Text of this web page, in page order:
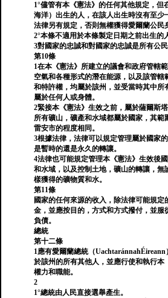
1°儘管有本《憲法》的任何其他規定，但
海洋）出生的人，在該人出生時沒有至少
法律另有規定，否則無權獲得愛爾蘭公民
2°本條不適用於本條製定日期之前出生的
3對國家的忠誠和對國家的忠誠是所有公民
第10條
1在本《憲法》所建立的議會和政府管轄
空氣和各種形式的潛在能源，以及該管轄
和特許權，均屬於該州，並受當時其中所
屬於任何人或身體。
2緊接本《憲法》生效之前，屬於薩爾斯
所有礦山，礦產和水域都屬於國家，其範
雷安市的程度相同。
3根據法律，法律可以規定管理屬於國家
是暫時的還是永久的轉讓。
4法律也可能規定管理本《憲法》生效後
和水域，以及控制土地，礦山的轉讓，無
樣獲得的礦物質和水。
第11條
國家的任何來源的收入，除法律可能規
金，並應按目的，方式和方式撥付，並服
負債。
總統
第十二條
1應有愛爾蘭總統（
於該州的所有其他人，並應行使和執行本
權力和職能。
2
1°總統由人民直接選舉產生。